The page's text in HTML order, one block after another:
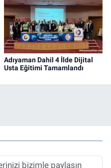
Adıyaman Dahil 4 İlde Dijital
Usta Eğitimi Tamamlandı